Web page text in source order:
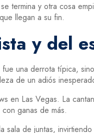
termina y otra cosa
llegan a su fin.
y del
una derrota típica,
de un adiós
en Las Vegas. La
ganas de más.
sala de juntas,